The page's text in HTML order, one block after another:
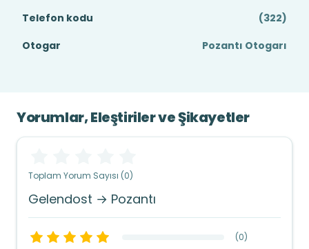
Telefon kodu
(322)
Otogar
Pozantı Otogarı
Yorumlar, Eleştiriler ve Şikayetler
Toplam Yorum Sayısı (0)
Gelendost → Pozantı
(0)